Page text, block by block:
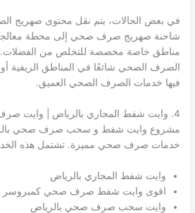
في بعض الحالات، يتم نقل محتوى صهريج
شاحنة صهريج صرف صحي إلى محطة معالجة
مناطق خاصة مخصصة للتخلص من الفضلات.
الصرف الصحي شائعًا في المناطق الريفية أو
فيها خدمات الصرف الصحي العميق.
4. وايت شفط المجاري بالرياض | وايت صرف صحي بالرياض
مشروع وايت شفط و سحب صرف صحي
خدمات صرف صحي مميزة. تشتمل هذه
وايت شفط المجاري بالرياض
اقوى وايت شفط صرف صحي كمبروسر
وايت سحب صرف صحي بالرياض